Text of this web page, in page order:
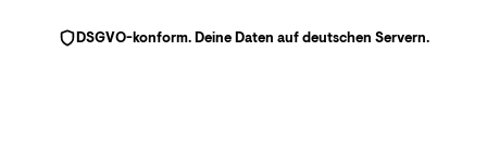
DSGVO-konform. Deine Daten auf deutschen Servern.